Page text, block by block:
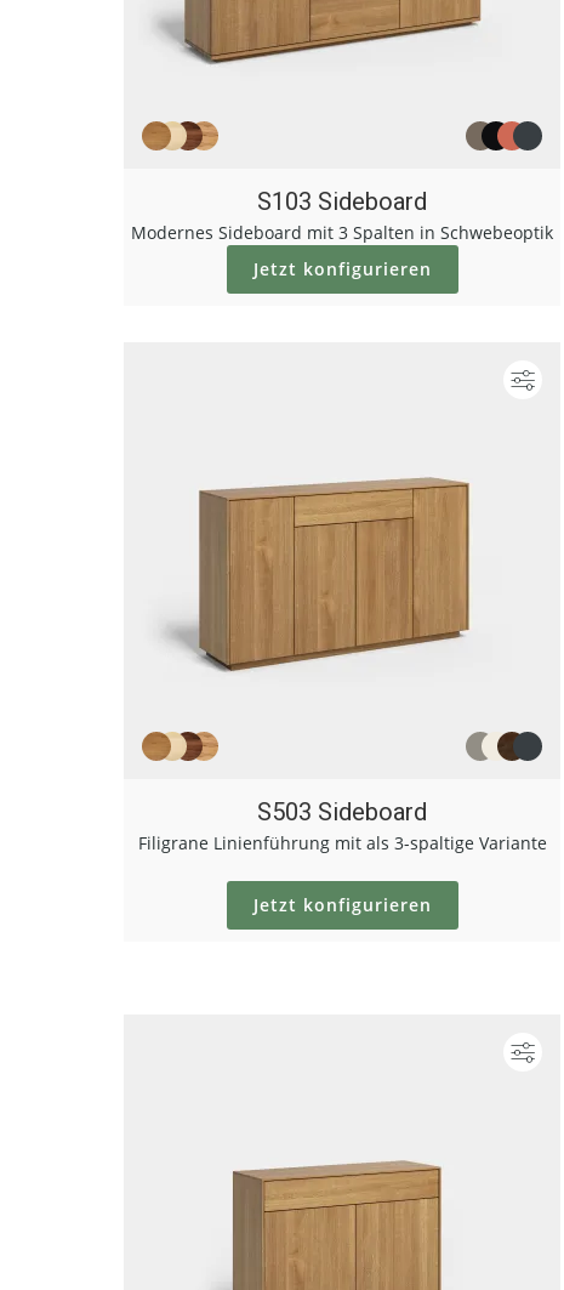
S103 Sideboard
Modernes Sideboard mit 3 Spalten in Schwebeoptik
Jetzt konfigurieren
S503 Sideboard
Filigrane Linienführung mit als 3-spaltige Variante
Jetzt konfigurieren